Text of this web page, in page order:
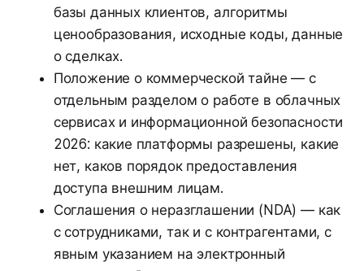
базы данных клиентов, алгоритмы
ценообразования, исходные коды, данные
о сделках.
Положение о коммерческой тайне — с
отдельным разделом о работе в облачных
сервисах и информационной безопасности
2026: какие платформы разрешены, какие
нет, каков порядок предоставления
доступа внешним лицам.
Соглашения о неразглашении (NDA) — как
с сотрудниками, так и с контрагентами, с
явным указанием на электронный